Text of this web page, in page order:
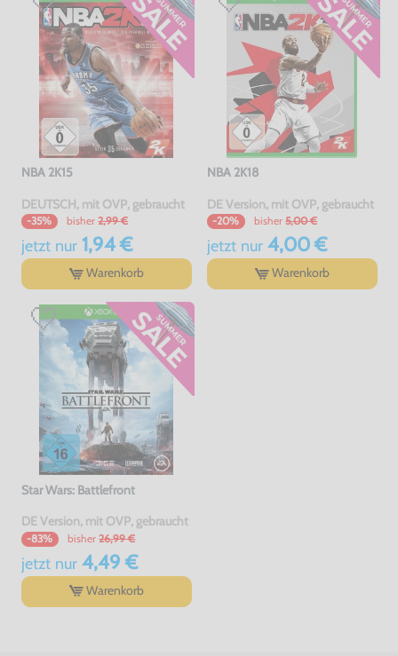
NBA 2K15
DEUTSCH, mit OVP, gebraucht
-35% bisher 2,99 €
jetzt nur1,94 €
Warenkorb
NBA 2K18
DE Version, mit OVP, gebraucht
-20% bisher 5,00 €
jetzt nur4,00 €
Warenkorb
Star Wars: Battlefront
DE Version, mit OVP, gebraucht
-83% bisher 26,99 €
jetzt nur4,49 €
Warenkorb